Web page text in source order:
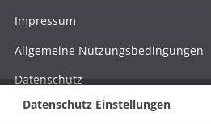
Impressum
Allgemeine Nutzungsbedingungen
Datenschutz
Hinweisgebersystem nach HinSchG
Datenschutz Einstellungen